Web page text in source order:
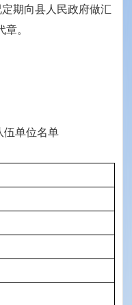
期向县人民政府做汇
。
伍单位名单